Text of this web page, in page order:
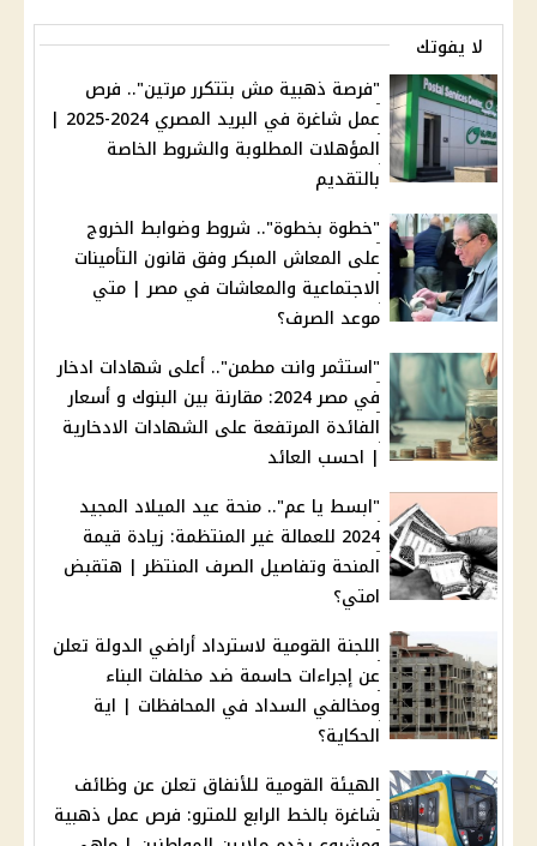
لا يفوتك
"فرصة ذهبية مش بتتكرر مرتين".. فرص
عمل شاغرة في البريد المصري 2024-2025 |
المؤهلات المطلوبة والشروط الخاصة
بالتقديم
"خطوة بخطوة".. شروط وضوابط الخروج
على المعاش المبكر وفق قانون التأمينات
الاجتماعية والمعاشات في مصر | متي
موعد الصرف؟
"استثمر وانت مطمن".. أعلى شهادات ادخار
في مصر 2024: مقارنة بين البنوك و أسعار
الفائدة المرتفعة على الشهادات الادخارية
| احسب العائد
"ابسط يا عم".. منحة عيد الميلاد المجيد
2024 للعمالة غير المنتظمة: زيادة قيمة
المنحة وتفاصيل الصرف المنتظر | هتقبض
امتي؟
اللجنة القومية لاسترداد أراضي الدولة تعلن
عن إجراءات حاسمة ضد مخلفات البناء
ومخالفي السداد في المحافظات | اية
الحكاية؟
الهيئة القومية للأنفاق تعلن عن وظائف
شاغرة بالخط الرابع للمترو: فرص عمل ذهبية